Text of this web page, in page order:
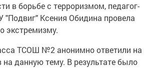
в борьбе с терроризмом, педагог-
"Подвиг" Ксения Обидина провела
экстремизму.
ТСОШ №2 анонимно ответили на
на данную тему. В результате было